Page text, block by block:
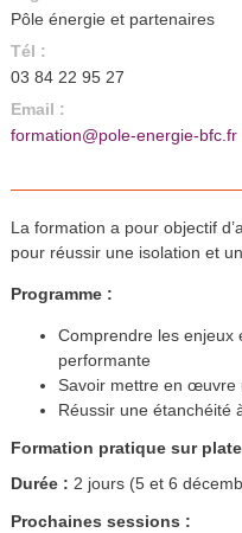
Pôle énergie et partenaires
Tél :
03 84 22 95 27
Email :
formation@pole-energie-bfc.fr
La formation a pour objectif
pour réussir une isolation et
Programme :
Comprendre les enjeux
performante
Savoir mettre en œuvre
Réussir une étanchéité
Formation pratique sur
Durée : 2 jours (5 et 6
Prochaines sessions :